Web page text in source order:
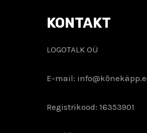
KONTAKT
LOGOTALK OÜ
E-mail:
Registrikood: 16353901